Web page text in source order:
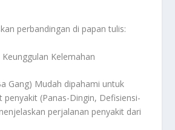
perbandingan di papan tulis:
Keunggulan Kelemahan
Gang) Mudah dipahami untuk
penyakit (Panas-Dingin, Defisiensi-
perjalanan penyakit dari